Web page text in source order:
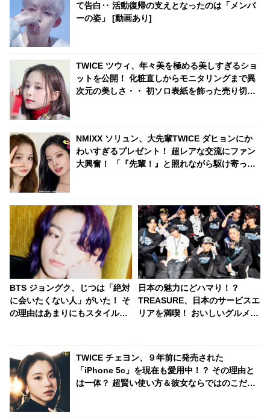
て告白‥ 活動復帰の支えとなったのは「メンバ
ーの姿」 [動画あり]
TWICE ツウィ、年々美を極める美しすぎるショ
ットを公開！ 化粧直しからモニタリングまで異
次元の美しさ・・ 初ソロ表紙を飾った売り切れ
NMIXX ソリュン、大先輩TWICE ダヒョンにか
わいすぎるプレゼント！ 超レアな交流にファン
大興奮！ 「『先輩！』と照れながら駆け寄って
BTS ジョングク、じつは「絶対
に会いたくない人」がいた！ そ
の理由はあまりにもスタイルが
日本の魅力にどハマり！？
TREASURE、日本のサービスエ
リアを満喫！ おいしいグルメを
TWICE チェヨン、９年前に発売された
「iPhone 5c」を現在も愛用中！？ その理由と
は一体？ 超賢い使い方＆彼女ならではのこだわ